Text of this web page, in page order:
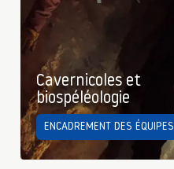
Cavernicoles et
biospéléologie
ENCADREMENT DES ÉQUIPES